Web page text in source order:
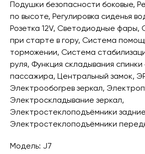
Подушки безопасности боковые,
по высоте, Регулировка сиденья
Розетка 12V, Светодиодные
при старте в гору, Система
торможении, Система
руля, Функция складывания спинки
пассажира, Центральный замок,
Электрообогрев зеркал,
Электроскладывание зеркал,
Электростеклоподъёмники
Электростеклоподъёмники
Модель: J7